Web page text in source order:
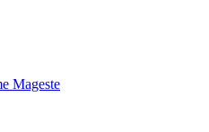
Mageste